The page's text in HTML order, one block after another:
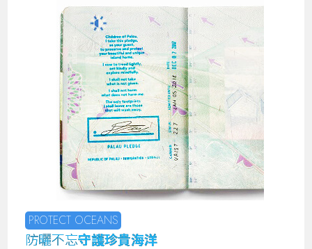
PROTECT OCEANS
防曬不忘守護珍貴海洋